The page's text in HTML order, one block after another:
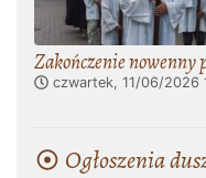
Zakończenie nowenny
czwartek, 11/06/2026
Ogłoszenia